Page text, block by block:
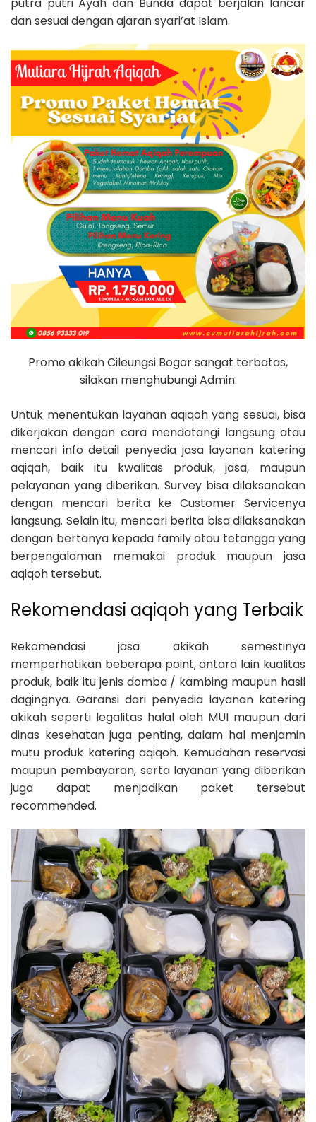
dan sesuai dengan ajaran syari’at Islam.
Promo akikah Cileungsi Bogor sangat terbatas,
silakan menghubungi Admin.
Untuk menentukan layanan aqiqoh yang sesuai, bisa
dikerjakan dengan cara mendatangi langsung atau
mencari info detail penyedia jasa layanan katering
aqiqah, baik itu kwalitas produk, jasa, maupun
pelayanan yang diberikan. Survey bisa dilaksanakan
dengan mencari berita ke Customer Servicenya
langsung. Selain itu, mencari berita bisa dilaksanakan
dengan bertanya kepada family atau tetangga yang
berpengalaman memakai produk maupun jasa
aqiqoh tersebut.
Rekomendasi aqiqoh yang Terbaik
Rekomendasi jasa akikah semestinya
memperhatikan beberapa point, antara lain kualitas
produk, baik itu jenis domba / kambing maupun hasil
dagingnya. Garansi dari penyedia layanan katering
akikah seperti legalitas halal oleh MUI maupun dari
dinas kesehatan juga penting, dalam hal menjamin
mutu produk katering aqiqoh. Kemudahan reservasi
maupun pembayaran, serta layanan yang diberikan
juga dapat menjadikan paket tersebut
recommended.